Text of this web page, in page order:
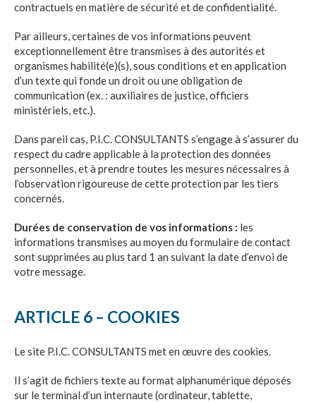
contractuels en matière de sécurité et de confidentialité.
Par ailleurs, certaines de vos informations peuvent
exceptionnellement être transmises à des autorités et
organismes habilité(e)(s), sous conditions et en application
d’un texte qui fonde un droit ou une obligation de
communication (ex. : auxiliaires de justice, officiers
ministériels, etc.).
Dans pareil cas, P.I.C. CONSULTANTS s’engage à s’assurer du
respect du cadre applicable à la protection des données
personnelles, et à prendre toutes les mesures nécessaires à
l’observation rigoureuse de cette protection par les tiers
concernés.
Durées de conservation de vos informations : les
informations transmises au moyen du formulaire de contact
sont supprimées au plus tard 1 an suivant la date d’envoi de
votre message.
ARTICLE 6 – COOKIES
Le site P.I.C. CONSULTANTS met en œuvre des cookies.
Il s’agit de fichiers texte au format alphanumérique déposés
sur le terminal d’un internaute (ordinateur, tablette,